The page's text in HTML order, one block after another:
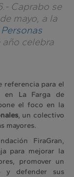
Caprabo se
mayo, a la
año celebra
referencia para el
en La Farga de
el foco en la
, un colectivo
mayores.
FiraGran,
para mejorar la
promover un
y defender sus